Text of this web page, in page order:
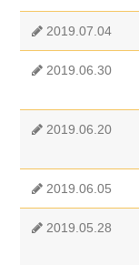
2019.07.04
2019.06.30
2019.06.20
2019.06.05
2019.05.28